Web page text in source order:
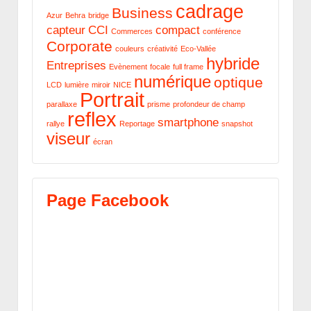
Azur Behra bridge Business cadrage
capteur CCI Commerces compact conférence
Corporate couleurs créativité Eco-Vallée
Entreprises Evènement focale full frame hybride
LCD lumière miroir NICE numériqueoptique
parallaxe Portrait prisme profondeur de champ
rallye reflex Reportage smartphone snapshot
viseur écran
Page Facebook